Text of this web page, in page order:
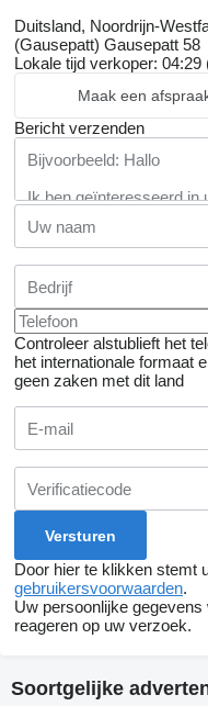
Duitsland, Noordrijn-
(Gausepatt) Gausepatt 58
Lokale tijd verkoper: 04:29
Maak een
Bericht verzenden
Controleer alstublieft het
het internationale formaat
geen zaken met dit land
Door hier te klikken stemt
gebruikersvoorwaarden.
Uw persoonlijke
reageren op uw verzoek.
Soortgelijke